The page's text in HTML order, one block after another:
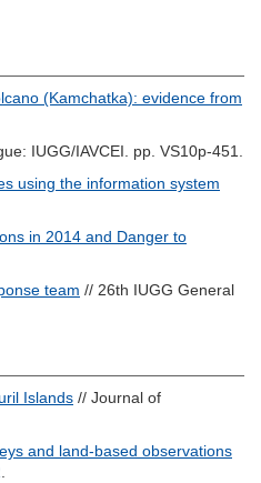
(Kamchatka): evidence from
IUGG/IAVCEI. pp. VS10p-451.
using the information system
in 2014 and Danger to
team // 26th IUGG General
Islands // Journal of
and land-based observations